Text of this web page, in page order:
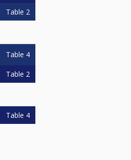
Table 2
Table 4
Table 2
Table 4